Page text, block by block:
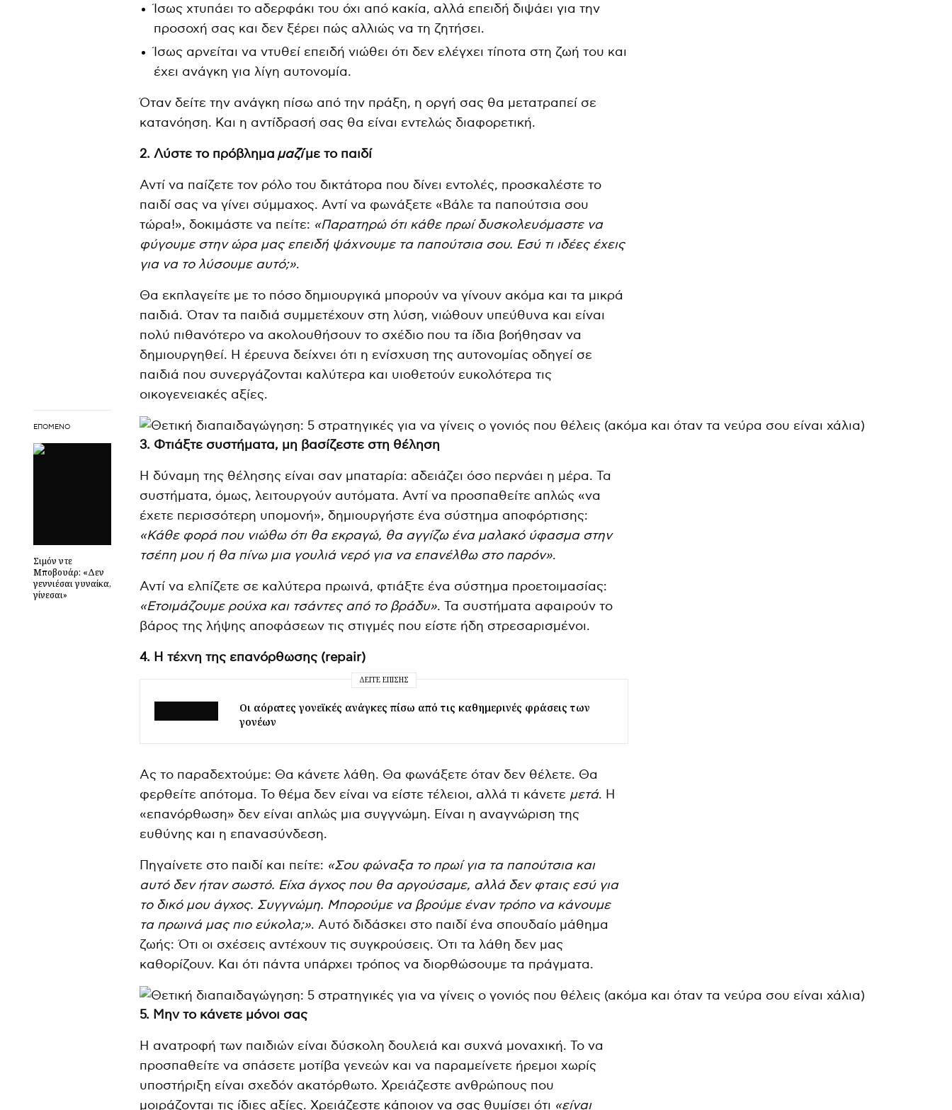
ΕΠΌΜΕΝΟ
Σιμόν ντε
Μποβουάρ: «Δεν
γεννιέσαι γυναίκα,
γίνεσαι»
Ίσως χτυπάει το αδερφάκι του όχι από κακία, αλλά επειδή διψάει για την
προσοχή σας και δεν ξέρει πώς αλλιώς να τη ζητήσει.
Ίσως αρνείται να ντυθεί επειδή νιώθει ότι δεν ελέγχει τίποτα στη ζωή του και
έχει ανάγκη για λίγη αυτονομία.
Όταν δείτε την ανάγκη πίσω από την πράξη, η οργή σας θα μετατραπεί σε
κατανόηση. Και η αντίδρασή σας θα είναι εντελώς διαφορετική.
2. Λύστε το πρόβλημα μαζίμε το παιδί
Αντί να παίζετε τον ρόλο του δικτάτορα που δίνει εντολές, προσκαλέστε το
παιδί σας να γίνει σύμμαχος. Αντί να φωνάξετε «Βάλε τα παπούτσια σου
τώρα!», δοκιμάστε να πείτε: «Παρατηρώ ότι κάθε πρωί δυσκολευόμαστε να
φύγουμε στην ώρα μας επειδή ψάχνουμε τα παπούτσια σου. Εσύ τι ιδέες έχεις
για να το λύσουμε αυτό;».
Θα εκπλαγείτε με το πόσο δημιουργικά μπορούν να γίνουν ακόμα και τα μικρά
παιδιά. Όταν τα παιδιά συμμετέχουν στη λύση, νιώθουν υπεύθυνα και είναι
πολύ πιθανότερο να ακολουθήσουν το σχέδιο που τα ίδια βοήθησαν να
δημιουργηθεί. Η έρευνα δείχνει ότι η ενίσχυση της αυτονομίας οδηγεί σε
παιδιά που συνεργάζονται καλύτερα και υιοθετούν ευκολότερα τις
οικογενειακές αξίες.
3. Φτιάξτε συστήματα, μη βασίζεστε στη θέληση
Η δύναμη της θέλησης είναι σαν μπαταρία: αδειάζει όσο περνάει η μέρα. Τα
συστήματα, όμως, λειτουργούν αυτόματα. Αντί να προσπαθείτε απλώς «να
έχετε περισσότερη υπομονή», δημιουργήστε ένα σύστημα αποφόρτισης:
«Κάθε φορά που νιώθω ότι θα εκραγώ, θα αγγίζω ένα μαλακό ύφασμα στην
τσέπη μου ή θα πίνω μια γουλιά νερό για να επανέλθω στο παρόν».
Αντί να ελπίζετε σε καλύτερα πρωινά, φτιάξτε ένα σύστημα προετοιμασίας:
«Ετοιμάζουμε ρούχα και τσάντες από το βράδυ». Τα συστήματα αφαιρούν το
βάρος της λήψης αποφάσεων τις στιγμές που είστε ήδη στρεσαρισμένοι.
4. Η τέχνη της επανόρθωσης (repair)
ΔΕΊΤΕ ΕΠΊΣΗΣ
Οι αόρατες γονεϊκές ανάγκες πίσω από τις καθημερινές φράσεις των
γονέων
Ας το παραδεχτούμε: Θα κάνετε λάθη. Θα φωνάξετε όταν δεν θέλετε. Θα
φερθείτε απότομα. Το θέμα δεν είναι να είστε τέλειοι, αλλά τι κάνετε μετά. Η
«επανόρθωση» δεν είναι απλώς μια συγγνώμη. Είναι η αναγνώριση της
ευθύνης και η επανασύνδεση.
Πηγαίνετε στο παιδί και πείτε: «Σου φώναξα το πρωί για τα παπούτσια και
αυτό δεν ήταν σωστό. Είχα άγχος που θα αργούσαμε, αλλά δεν φταις εσύ για
το δικό μου άγχος. Συγγνώμη. Μπορούμε να βρούμε έναν τρόπο να κάνουμε
τα πρωινά μας πιο εύκολα;». Αυτό διδάσκει στο παιδί ένα σπουδαίο μάθημα
ζωής: Ότι οι σχέσεις αντέχουν τις συγκρούσεις. Ότι τα λάθη δεν μας
καθορίζουν. Και ότι πάντα υπάρχει τρόπος να διορθώσουμε τα πράγματα.
5. Μην το κάνετε μόνοι σας
Η ανατροφή των παιδιών είναι δύσκολη δουλειά και συχνά μοναχική. Το να
προσπαθείτε να σπάσετε μοτίβα γενεών και να παραμείνετε ήρεμοι χωρίς
υποστήριξη είναι σχεδόν ακατόρθωτο. Χρειάζεστε ανθρώπους που
μοιράζονται τις ίδιες αξίες. Χρειάζεστε κάποιον να σας θυμίσει ότι «είναι